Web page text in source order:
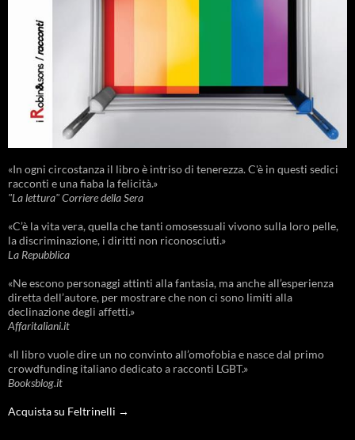
«In ogni circostanza il libro è intriso di tenerezza. C'è in questi sedici
racconti e una fiaba la felicità.»
"La lettura" Corriere della Sera
«C’è la vita vera, quella che tanti omosessuali vivono sulla loro pelle,
la discriminazione, i diritti non riconosciuti.»
La Repubblica
«Ne escono personaggi attinti alla fantasia, ma anche all’esperienza
diretta dell’autore, per mostrare che non ci sono limiti alla
declinazione degli affetti.»
Affaritaliani.it
«Il libro vuole dire un no convinto all’omofobia e nasce dal primo
crowdfunding italiano dedicato a racconti LGBT.»
Booksblog.it
Acquista su Feltrinelli →